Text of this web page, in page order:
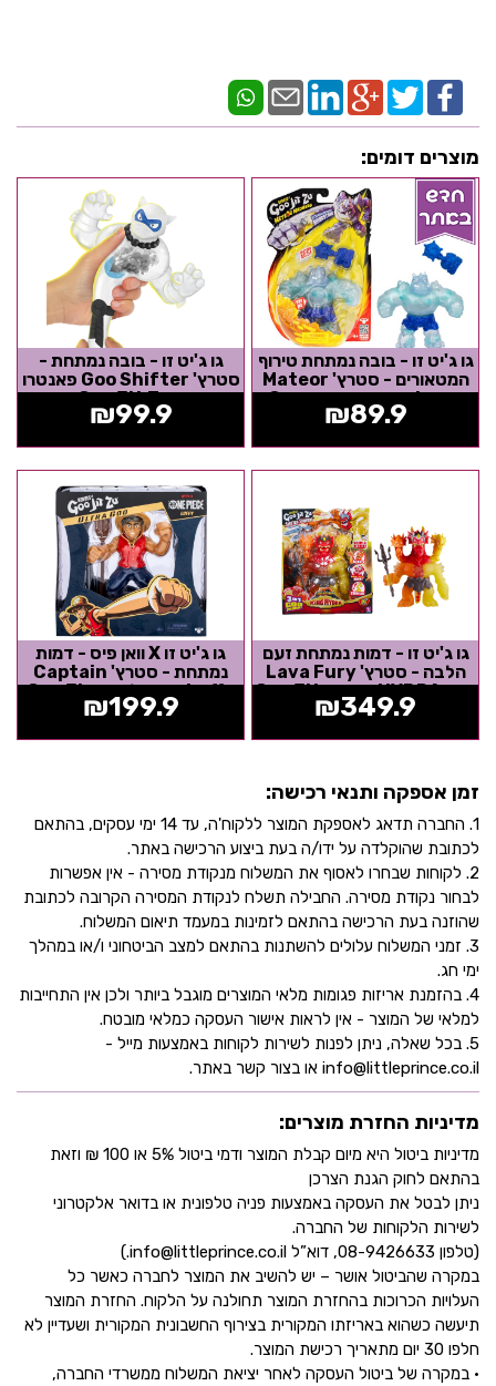
מוצרים דומים:
גו ג'יט זו - בובה נמתחת טירוף
המטאורים - סטרץ' Mateor
madness רינוסטון - Goo
Jit...
₪89.9
גו ג'יט זו - בובה נמתחת -
סטרץ' Goo Shifter פאנטרו
- Goo Jit Zu
₪99.9
גו ג'יט זו - דמות נמתחת זעם
הלבה - סטרץ' Lava Fury
קינג HYDRA אדום - Goo Jit
Zu
₪349.9
גו ג'יט זו X וואן פיס - דמות
נמתחת - סטרץ' Captain
Luffy קפטן לופי - Goo Jiz
Zu...
₪199.9
זמן אספקה ותנאי רכישה:
1. החברה תדאג לאספקת המוצר ללקוח'ה, עד 14 ימי עסקים, בהתאם
לכתובת שהוקלדה על ידו/ה בעת ביצוע הרכישה באתר.
2. לקוחות שבחרו לאסוף את המשלוח מנקודת מסירה - אין אפשרות
לבחור נקודת מסירה. החבילה תשלח לנקודת המסירה הקרובה לכתובת
שהוזנה בעת הרכישה בהתאם לזמינות במעמד תיאום המשלוח.
3. זמני המשלוח עלולים להשתנות בהתאם למצב הביטחוני ו/או במהלך
ימי חג.
4. בהזמנת אריזות פגומות מלאי המוצרים מוגבל ביותר ולכן אין התחייבות
למלאי של המוצר - אין לראות אישור העסקה כמלאי מובטח.
5. בכל שאלה, ניתן לפנות לשירות לקוחות באמצעות מייל -
info@littleprince.co.il או בצור קשר באתר.
מדיניות החזרת מוצרים:
מדיניות ביטול היא מיום קבלת המוצר ודמי ביטול 5% או 100 ₪ וזאת
בהתאם לחוק הגנת הצרכן
ניתן לבטל את העסקה באמצעות פניה טלפונית או בדואר אלקטרוני
לשירות הלקוחות של החברה.
(טלפון 08-9426633, דוא”ל info@littleprince.co.il.)
במקרה שהביטול אושר – יש להשיב את המוצר לחברה כאשר כל
העלויות הכרוכות בהחזרת המוצר תחולנה על הלקוח. החזרת המוצר
תיעשה כשהוא באריזתו המקורית בצירוף החשבונית המקורית ושעדיין לא
חלפו 30 יום מתאריך רכישת המוצר.
• במקרה של ביטול העסקה לאחר יציאת המשלוח ממשרדי החברה,